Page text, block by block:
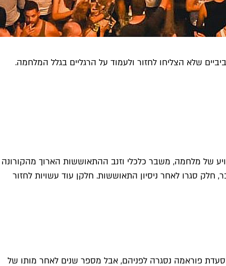
חודש אוקטובר אנחנו חווים גל סגירות שלא נראה מאז הקורונה. אלו 42 העסקים תל אביביים שלא הצליחו לחזור ולעמוד על הרגליים בגלל המלחמה.
של מלחמה, משבר כלכלי וזנב ההתאוששות הארוך מהקורונה
רחוב ובתי קפה רבים. חלקם ותיקים, חלקם טריים, חלקם פשוט לא הצליחו לפתוח שוב מאז ה-7 באוקטובר, חלק סגרו לאחר ניסיון התאוששות. חלקן עוד עשויות לחזור
פוראמה נסגרה לפניהם, אבל מספר שנים לאחר מותו של